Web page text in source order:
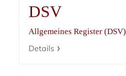
DSV
Allgemeines Register (DSV)
Details